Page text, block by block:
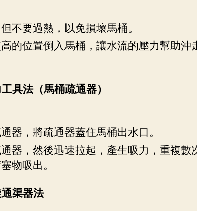
不要過熱，以免損壞馬桶。
的位置倒入馬桶，讓水流的壓力幫助沖
具法（馬桶疏通器）
器，將疏通器蓋住馬桶出水口。
器，然後迅速拉起，產生吸力，重複數
物吸出。
渠器法